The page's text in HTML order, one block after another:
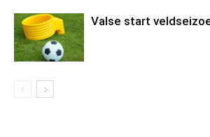
Valse start